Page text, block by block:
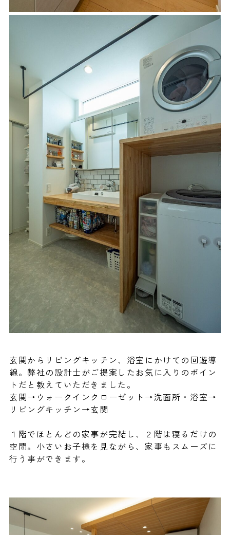
玄関からリビングキッチン、浴室にかけての回遊導
線。弊社の設計士がご提案したお気に入りのポイン
トだと教えていただきました。
玄関→ウォークインクローゼット→洗面所・浴室→
リビングキッチン→玄関
１階でほとんどの家事が完結し、２階は寝るだけの
空間。小さいお子様を見ながら、家事もスムーズに
行う事ができます。